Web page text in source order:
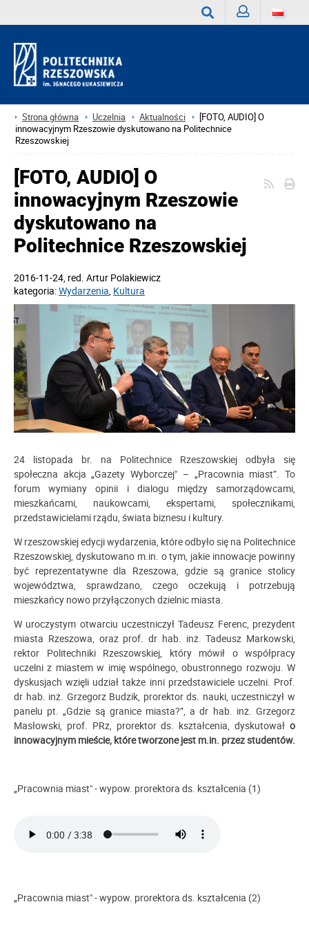
Strona główna Uczelnia Aktualności
[FOTO, AUDIO] O
innowacyjnym Rzeszowie dyskutowano na Politechnice
Rzeszowskiej
[FOTO, AUDIO] O
innowacyjnym Rzeszowie
dyskutowano na
Politechnice Rzeszowskiej
2016-11-24, red. Artur Polakiewicz
kategoria:Wydarzenia, Kultura
24 listopada br. na Politechnice Rzeszowskiej odbyła się
społeczna akcja „Gazety Wyborczej" – „Pracownia miast”. To
forum wymiany opinii i dialogu między samorządowcami,
mieszkańcami, naukowcami, ekspertami, społecznikami,
przedstawicielami rządu, świata biznesu i kultury.
W rzeszowskiej edycji wydarzenia, które odbyło się na Politechnice
Rzeszowskiej, dyskutowano m.in. o tym, jakie innowacje powinny
być reprezentatywne dla Rzeszowa, gdzie są granice stolicy
województwa, sprawdzano, czego oczekują i potrzebują
mieszkańcy nowo przyłączonych dzielnic miasta.
W uroczystym otwarciu uczestniczył Tadeusz Ferenc, prezydent
miasta Rzeszowa, oraz prof. dr hab. inż. Tadeusz Markowski,
rektor Politechniki Rzeszowskiej, który mówił o współpracy
uczelni z miastem w imię wspólnego, obustronnego rozwoju. W
dyskusjach wzięli udział także inni przedstawiciele uczelni. Prof.
dr hab. inż. Grzegorz Budzik, prorektor ds. nauki, uczestniczył w
panelu pt. „Gdzie są granice miasta?”, a dr hab. inż. Grzegorz
Masłowski, prof. PRz, prorektor ds. kształcenia, dyskutował o
innowacyjnym mieście, które tworzone jest m.in. przez studentów.
„Pracownia miast" - wypow. prorektora ds. kształcenia (1)
„Pracownia miast" - wypow. prorektora ds. kształcenia (2)